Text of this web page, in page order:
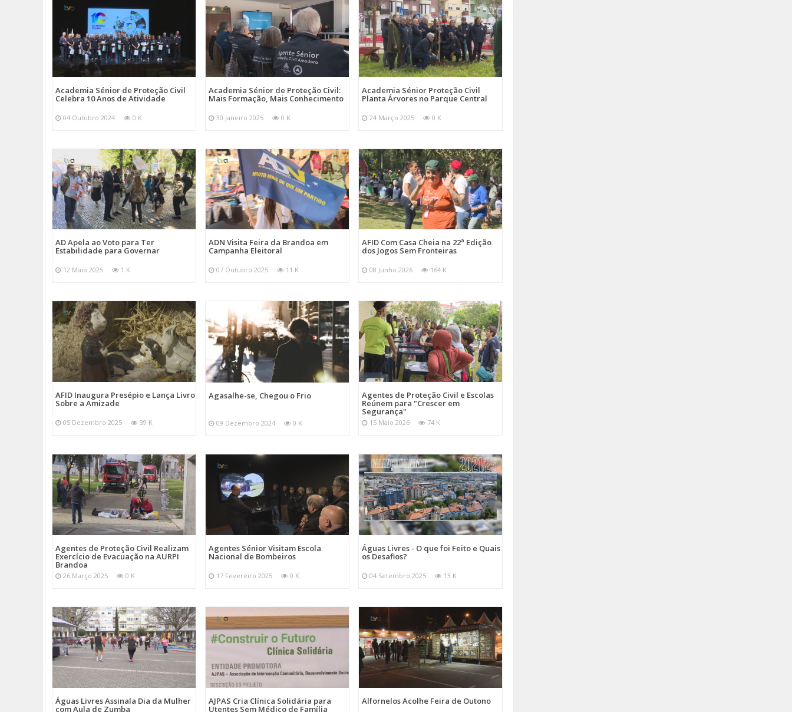
Academia Sénior de Proteção Civil
Celebra 10 Anos de Atividade
04 Outubro 2024 0 K
Academia Sénior de Proteção Civil:
Mais Formação, Mais Conhecimento
30 Janeiro 2025 0 K
Academia Sénior Proteção Civil
Planta Árvores no Parque Central
24 Março 2025 0 K
AD Apela ao Voto para Ter
Estabilidade para Governar
12 Maio 2025 1 K
ADN Visita Feira da Brandoa em
Campanha Eleitoral
07 Outubro 2025 11 K
AFID Com Casa Cheia na 22ª Edição
dos Jogos Sem Fronteiras
08 Junho 2026 164 K
AFID Inaugura Presépio e Lança Livro
Sobre a Amizade
05 Dezembro 2025 39 K
Agasalhe-se, Chegou o Frio
09 Dezembro 2024 0 K
Agentes de Proteção Civil e Escolas
Reúnem para "Crescer em
Segurança"
15 Maio 2026 74 K
Agentes de Proteção Civil Realizam
Exercício de Evacuação na AURPI
Brandoa
26 Março 2025 0 K
Agentes Sénior Visitam Escola
Nacional de Bombeiros
17 Fevereiro 2025 0 K
Águas Livres - O que foi Feito e Quais
os Desafios?
04 Setembro 2025 13 K
Águas Livres Assinala Dia da Mulher
com Aula de Zumba
AJPAS Cria Clínica Solidária para
Utentes Sem Médico de Família
Alfornelos Acolhe Feira de Outono